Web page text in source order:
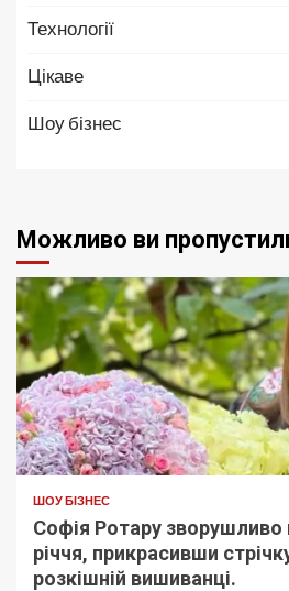
Технології
Цікаве
Шоу бізнес
Можливо ви
ШОУ БІЗНЕС
Софія Ротару зворушливо
річчя, прикрасивши
розкішній вишиванці.